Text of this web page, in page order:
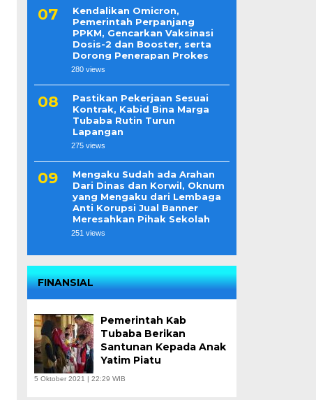
Kendalikan Omicron,
Pemerintah Perpanjang
PPKM, Gencarkan Vaksinasi
Dosis-2 dan Booster, serta
Dorong Penerapan Prokes
280 views
Pastikan Pekerjaan Sesuai
Kontrak, Kabid Bina Marga
Tubaba Rutin Turun
Lapangan
275 views
Mengaku Sudah ada Arahan
Dari Dinas dan Korwil, Oknum
yang Mengaku dari Lembaga
Anti Korupsi Jual Banner
Meresahkan Pihak Sekolah
251 views
FINANSIAL
Pemerintah Kab
Tubaba Berikan
Santunan Kepada Anak
Yatim Piatu
5 Oktober 2021 | 22:29 WIB